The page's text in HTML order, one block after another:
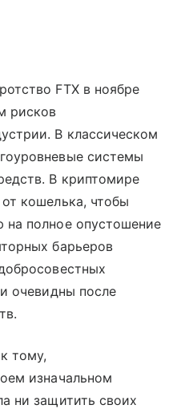
FTX в ноябре
рисков
В классическом
системы
В криптомире
кошелька, чтобы
на полное опустошение
барьеров
очевидны после
тому,
изначальном
ни защитить своих